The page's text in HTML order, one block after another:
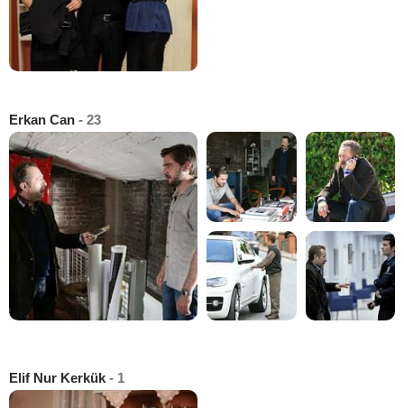
Erkan Can - 23
Elif Nur Kerkük - 1